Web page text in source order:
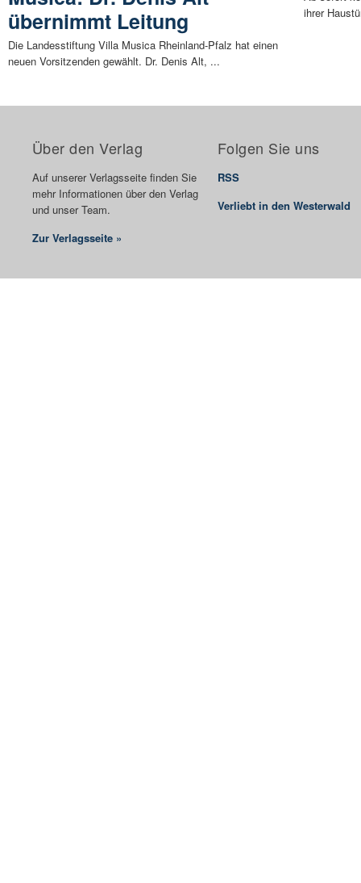
übernimmt Leitung
Die Landesstiftung Villa Musica Rheinland-Pfalz hat einen
neuen Vorsitzenden gewählt. Dr. Denis Alt, ...
ihrer
Über den Verlag
Auf unserer Verlagsseite finden Sie
mehr Informationen über den Verlag
und unser Team.
Zur Verlagsseite »
Folgen Sie uns
RSS
Verliebt in den Westerwald